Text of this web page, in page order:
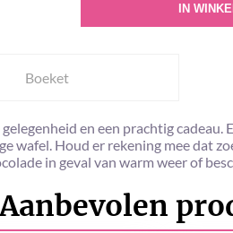
IN
Boeket
en een prachtig
wafel. Houd er rekening mee dat
in geval van warm weer of
Aanbevolen